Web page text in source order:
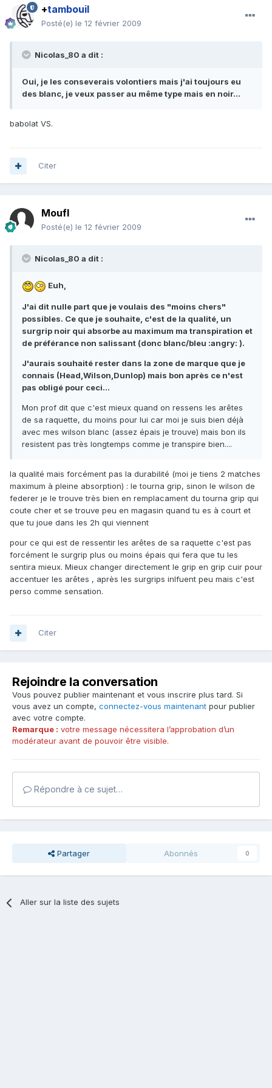
+tambouil
Posté(e) le 12 février 2009
Nicolas_80 a dit :
Oui, je les conseverais volontiers mais j'ai toujours eu
des blanc, je veux passer au même type mais en noir...
babolat VS.
Citer
Moufl
Posté(e) le 12 février 2009
Nicolas_80 a dit :
Euh,
J'ai dit nulle part que je voulais des "moins chers"
possibles. Ce que je souhaite, c'est de la qualité, un
surgrip noir qui absorbe au maximum ma transpiration et
de préférance non salissant (donc blanc/bleu :angry: ).
J'aurais souhaité rester dans la zone de marque que je
connais (Head,Wilson,Dunlop) mais bon après ce n'est
pas obligé pour ceci...
Mon prof dit que c'est mieux quand on ressens les arêtes
de sa raquette, du moins pour lui car moi je suis bien déjà
avec mes wilson blanc (assez épais je trouve) mais bon ils
resistent pas très longtemps comme je transpire bien....
la qualité mais forcément pas la durabilité (moi je tiens 2 matches
maximum à pleine absorption) : le tourna grip, sinon le wilson de
federer je le trouve très bien en remplacament du tourna grip qui
coute cher et se trouve peu en magasin quand tu es à court et
que tu joue dans les 2h qui viennent
pour ce qui est de ressentir les arêtes de sa raquette c'est pas
forcément le surgrip plus ou moins épais qui fera que tu les
sentira mieux. Mieux changer directement le grip en grip cuir pour
accentuer les arêtes , après les surgrips inlfuent peu mais c'est
perso comme sensation.
Citer
Rejoindre la conversation
Vous pouvez publier maintenant et vous inscrire plus tard. Si
vous avez un compte, connectez-vous maintenant pour publier
avec votre compte.
Remarque : votre message nécessitera l’approbation d’un
modérateur avant de pouvoir être visible.
Répondre à ce sujet…
Partager Abonnés 0
Aller sur la liste des sujets